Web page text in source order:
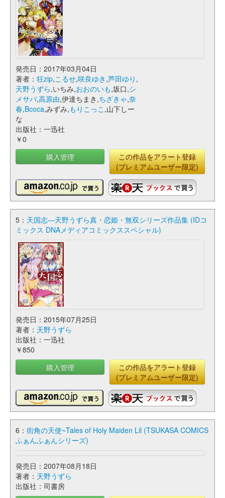
発売日：2017年03月04日
著者： 狂zip,こるせ,咲良ゆき ,芦田ゆり ,
天野うずら,いちみ,おおのいも,坂口,シ
メサバ,高原由,伊達ちまき,ちざきゃ,奈
春,Bcoca,みずみ,もりこっこ ,山下しー
な
出版社：一迅社
￥0
購入管理
この作品をアラート登録
(プレミアムユーザー限定)
5： 天国志―天野うずら真・恋姫・無双シリーズ作品集 (IDコ
ミックス DNAメディアコミックススペシャル)
発売日：2015年07月25日
著者： 天野うずら
出版社：一迅社
￥850
購入管理
この作品をアラート登録
(プレミアムユーザー限定)
6： 街角の天使~Tales of Holy Maiden Lil (TSUKASA COMICS
ふぁんふぁんシリーズ)
発売日：2007年08月18日
著者： 天野うずら
出版社：司書房